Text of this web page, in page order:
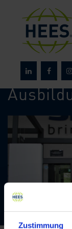
Zustimmung
Über HEES